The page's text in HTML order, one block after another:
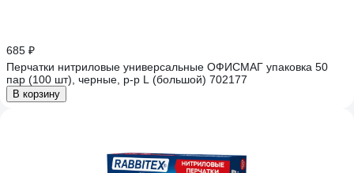
685 ₽
Перчатки нитриловые универсальные ОФИСМАГ упаковка 50
пар (100 шт), черные, р-р L (большой) 702177
В корзину